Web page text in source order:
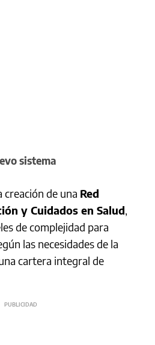
sistema
creación de una Red
y Cuidados en Salud,
de complejidad para
las necesidades de la
cartera integral de